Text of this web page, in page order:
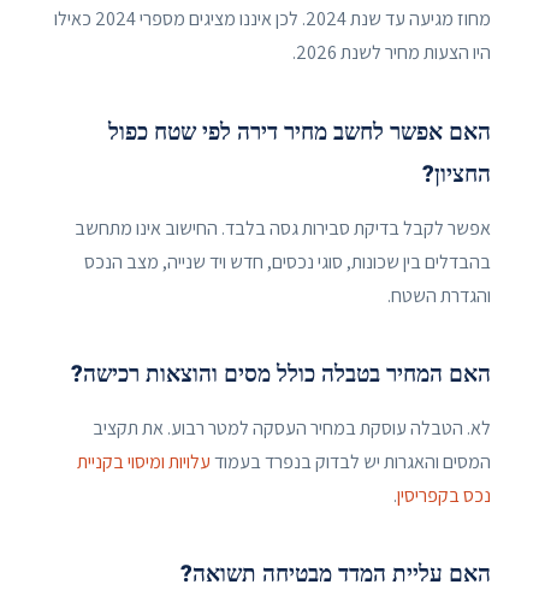
מחוז מגיעה עד שנת 2024. לכן איננו מציגים מספרי 2024 כאילו
היו הצעות מחיר לשנת 2026.
האם אפשר לחשב מחיר דירה לפי שטח כפול
החציון?
אפשר לקבל בדיקת סבירות גסה בלבד. החישוב אינו מתחשב
בהבדלים בין שכונות, סוגי נכסים, חדש ויד שנייה, מצב הנכס
והגדרת השטח.
האם המחיר בטבלה כולל מסים והוצאות רכישה?
לא. הטבלה עוסקת במחיר העסקה למטר רבוע. את תקציב
המסים והאגרות יש לבדוק בנפרד בעמודעלויות ומיסוי בקניית
נכס בקפריסין.
האם עליית המדד מבטיחה תשואה?